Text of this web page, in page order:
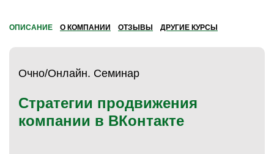
ОПИСАНИЕ О КОМПАНИИ ОТЗЫВЫ ДРУГИЕ КУРСЫ
Очно/Онлайн. Семинар
Стратегии продвижения
компании в ВКонтакте